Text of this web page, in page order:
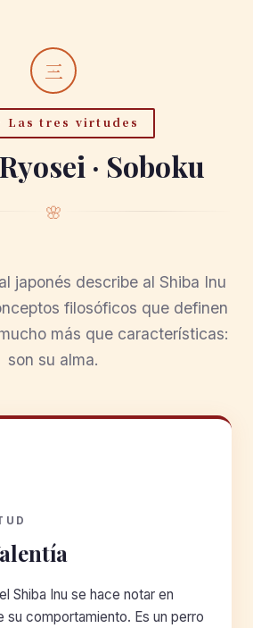
三
· Las tres virtudes
· Soboku
🌸
japonés describe al Shiba Inu
filosóficos que definen
más que características:
son su alma.
Shiba Inu se hace notar en
su comportamiento. Es un perro